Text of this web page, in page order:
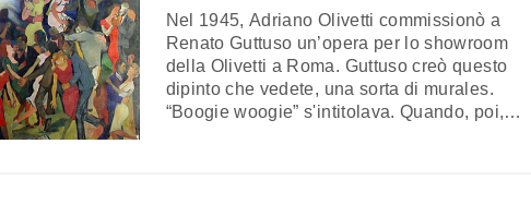
Nel 1945, Adriano Olivetti commissionò a
Renato Guttuso un’opera per lo showroom
della Olivetti a Roma. Guttuso creò questo
dipinto che vedete, una sorta di murales.
“Boogie woogie” s'intitolava. Quando, poi,